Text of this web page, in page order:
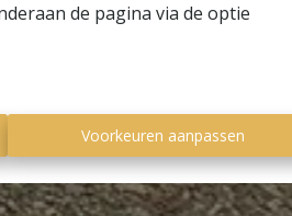
de pagina via de optie
Voorkeuren aanpassen